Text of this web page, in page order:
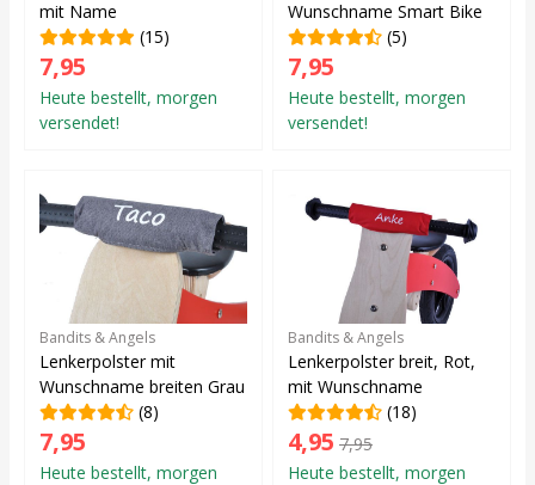
mit Name
(15)
7,95
Heute bestellt, morgen
versendet!
Wunschname Smart Bike
(5)
7,95
Heute bestellt, morgen
versendet!
Bandits & Angels
Lenkerpolster mit
Wunschname breiten Grau
(8)
7,95
Heute bestellt, morgen
Bandits & Angels
Lenkerpolster breit, Rot,
mit Wunschname
(18)
4,95 7,95
Heute bestellt, morgen